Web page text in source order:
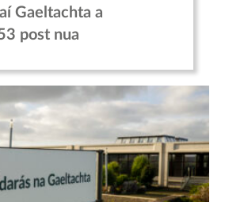
Gaeltachta a
post nua